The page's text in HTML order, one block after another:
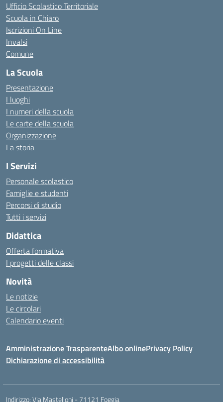
Ufficio Scolastico Territoriale
Scuola in Chiaro
Iscrizioni On Line
Invalsi
Comune
La Scuola
Presentazione
I luoghi
I numeri della scuola
Le carte della scuola
Organizzazione
La storia
I Servizi
Personale scolastico
Famiglie e studenti
Percorsi di studio
Tutti i servizi
Didattica
Offerta formativa
I progetti delle classi
Novità
Le notizie
Le circolari
Calendario eventi
Amministrazione TrasparenteAlbo onlinePrivacy Policy
Dichiarazione di accessibilità
Indirizzo:Via Mastelloni - 71121 Foggia